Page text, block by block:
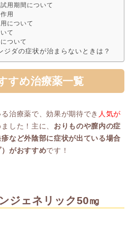
用期間について
用
について
て
ついて
ジダの症状が治まらないときは？
すめ治療薬一覧
治療薬で、効果が期待でき 人気が
した！主に、 おりものや膣内の症
など外陰部に症状が出ている場合
がおすすめです！
ジェネリック50㎎